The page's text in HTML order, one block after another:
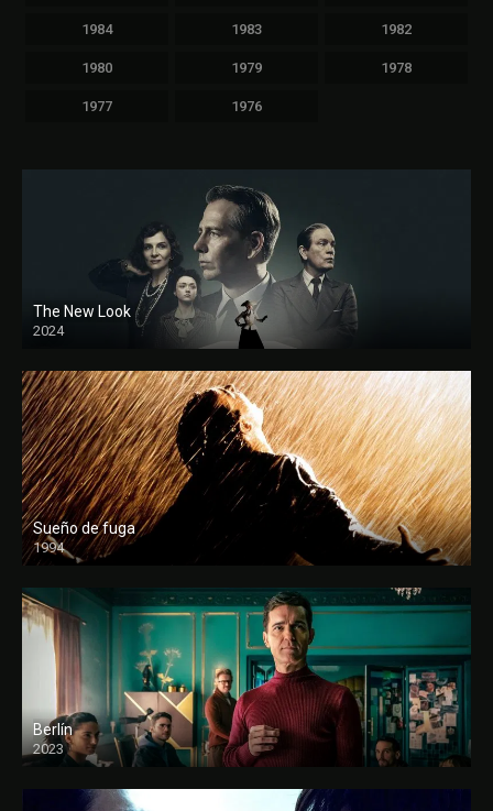
1984 1983 1982
1980 1979 1978
1977 1976
The New Look
2024
Sueño de fuga
1994
FULL HD
Berlín
2023